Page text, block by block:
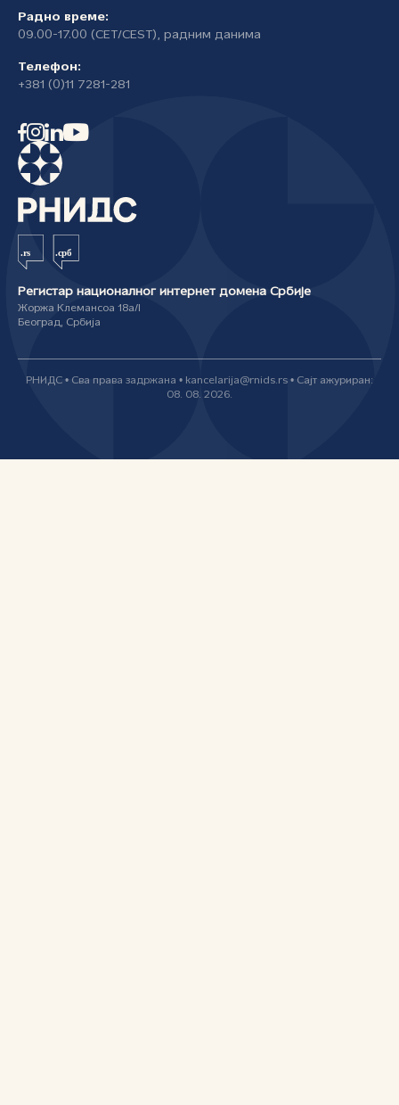
Радно време:
09.00-17.00 (CET/CEST), радним данима
Телефон:
+381 (0)11 7281-281
Регистар националног интернет домена Србије
Жоржа Клемансоа 18а/I
Београд, Србија
РНИДС • Сва права задржана • kancelarija@rnids.rs • Сајт ажуриран:
08. 08. 2026.